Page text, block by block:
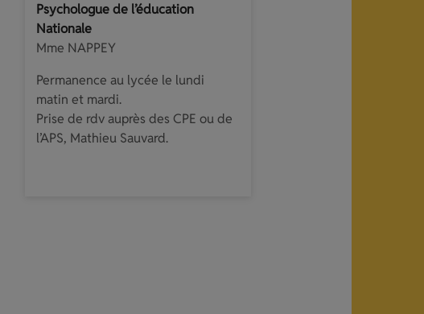
Psychologue de l’éducation
Nationale
Mme NAPPEY
Permanence au lycée le lundi
matin et mardi.
Prise de rdv auprès des CPE ou de
l’APS, Mathieu Sauvard.